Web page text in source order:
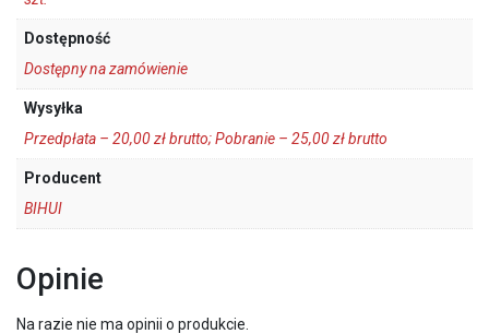
Dostępność
Dostępny na zamówienie
Wysyłka
Przedpłata – 20,00 zł brutto; Pobranie – 25,00 zł brutto
Producent
BIHUI
Opinie
Na razie nie ma opinii o produkcie.